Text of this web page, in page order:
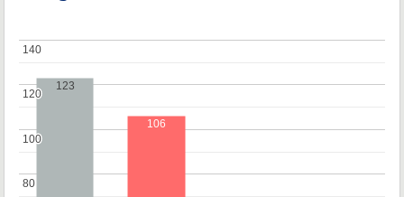
80
80
100
100
120
120
140
140
123
106